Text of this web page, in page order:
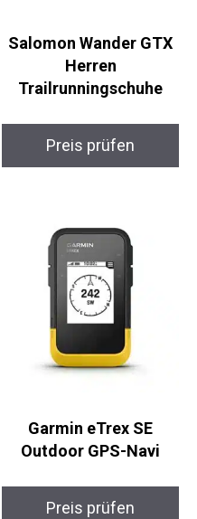
Salomon Wander GTX
Herren
Trailrunningschuhe
Preis prüfen
Garmin eTrex SE
Outdoor GPS-Navi
Preis prüfen